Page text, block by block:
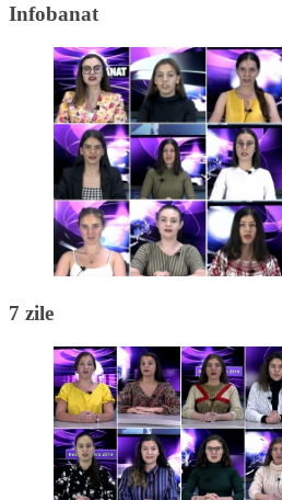
Infobanat
7 zile